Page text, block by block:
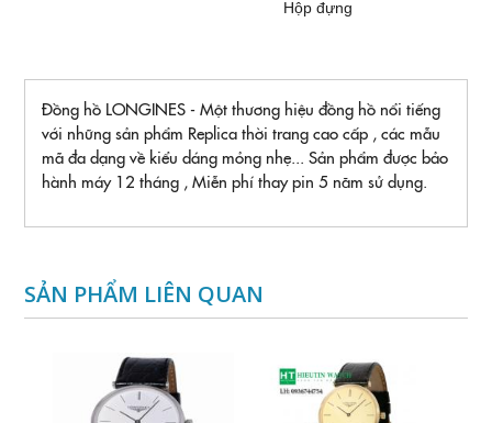
Hộp đựng
Đồng hồ LONGINES - Một thương hiệu đồng hồ nổi tiếng
với những sản phẩm Replica thời trang cao cấp , các mẫu
mã đa dạng về kiểu dáng mỏng nhẹ... Sản phẩm được bảo
hành máy 12 tháng , Miễn phí thay pin 5 năm sử dụng.
SẢN PHẨM LIÊN QUAN